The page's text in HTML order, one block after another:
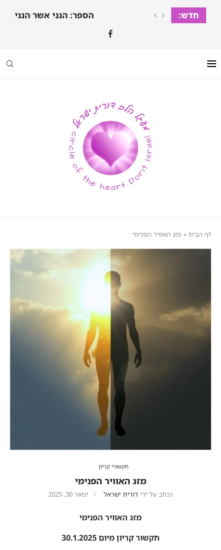
חדש: הספר: הנני אשר הנני
דף הבית » מזג האוויר הפנימי
תקשורי קריון
מזג האוויר הפנימי
נכתב על ידי דורית ישראל ינואר 30, 2025
מזג האוויר הפנימי
תקשור קריון מיום 30.1.2025